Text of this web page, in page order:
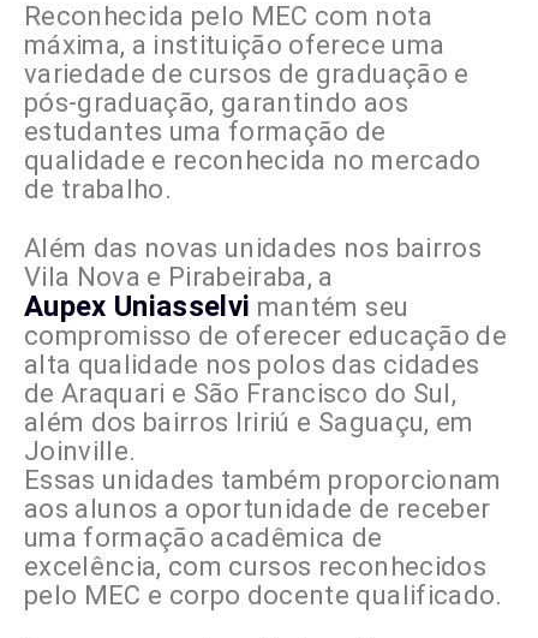
Reconhecida pelo MEC com nota
máxima, a instituição oferece uma
variedade de cursos de graduação e
pós-graduação, garantindo aos
estudantes uma formação de
qualidade e reconhecida no mercado
de trabalho.
Além das novas unidades nos bairros
Vila Nova e Pirabeiraba, a
Aupex Uniasselvi mantém seu
compromisso de oferecer educação de
alta qualidade nos polos das cidades
de Araquari e São Francisco do Sul,
além dos bairros Iririú e Saguaçu, em
Joinville.
Essas unidades também proporcionam
aos alunos a oportunidade de receber
uma formação acadêmica de
excelência, com cursos reconhecidos
pelo MEC e corpo docente qualificado.